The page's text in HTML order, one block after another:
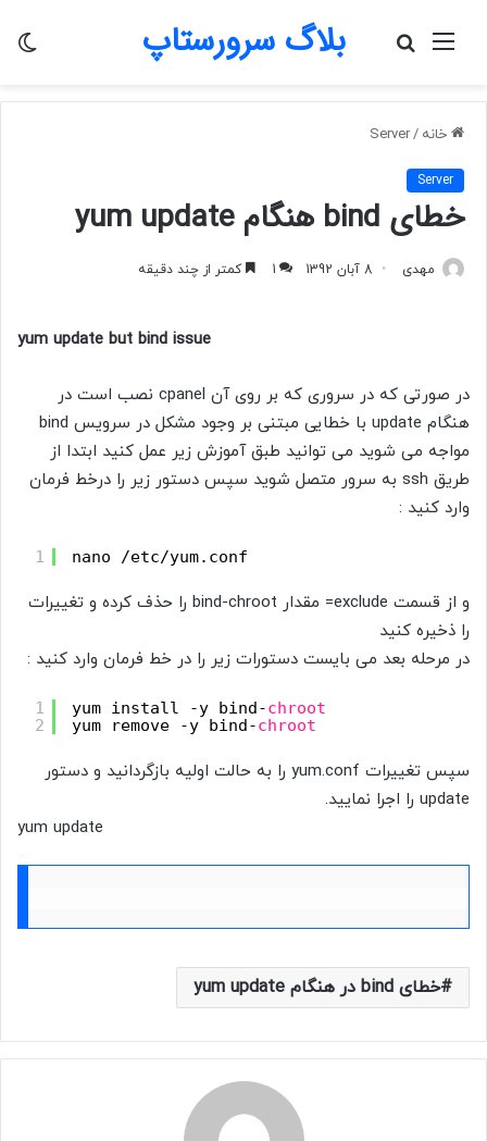
بلاگ سرورستاپ منو
جستجو
خانه /
Server
Server
خطای bind هنگام yum update
مهدی 8 آبان 1392 1 کمتر از چند دقیقه
yum update but bind issue
در صورتی که در سروری که بر روی آن cpanel نصب است در
هنگام update با خطایی مبتنی بر وجود مشکل در سرویس bind
مواجه می شوید می توانید طبق آموزش زیر عمل کنید ابتدا از
طریق ssh به سرور متصل شوید سپس دستور زیر را درخط فرمان
وارد کنید :
1 nano /etc/yum.conf
و از قسمت exclude= مقدار bind-chroot را حذف کرده و تغییرات
را ذخیره کنید
در مرحله بعد می بایست دستورات زیر را در خط فرمان وارد کنید :
1
2
yum install -y bind-chroot
yum remove -y bind-chroot
سپس تغییرات yum.conf را به حالت اولیه بازگردانید و دستور
update را اجرا نمایید.
yum update
خطای bind در هنگام yum update